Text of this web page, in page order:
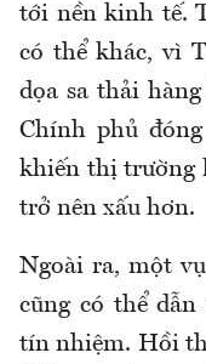
tới nền kinh tế.
có thể khác, vì
dọa sa thải
Chính phủ
khiến thị trường
trở nên xấu hơn.
Ngoài ra, một
cũng có thể
tín nhiệm. Hồi